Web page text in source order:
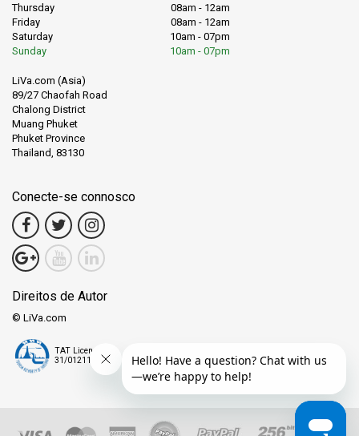
Thursday
08am - 12am
Friday
08am - 12am
Saturday
10am - 07pm
Sunday
10am - 07pm
LiVa.com (Asia)
89/27 Chaofah Road
Chalong District
Muang Phuket
Phuket Province
Thailand, 83130
Conecte-se connosco
Direitos de Autor
© LiVa.com
TAT License
31/01211